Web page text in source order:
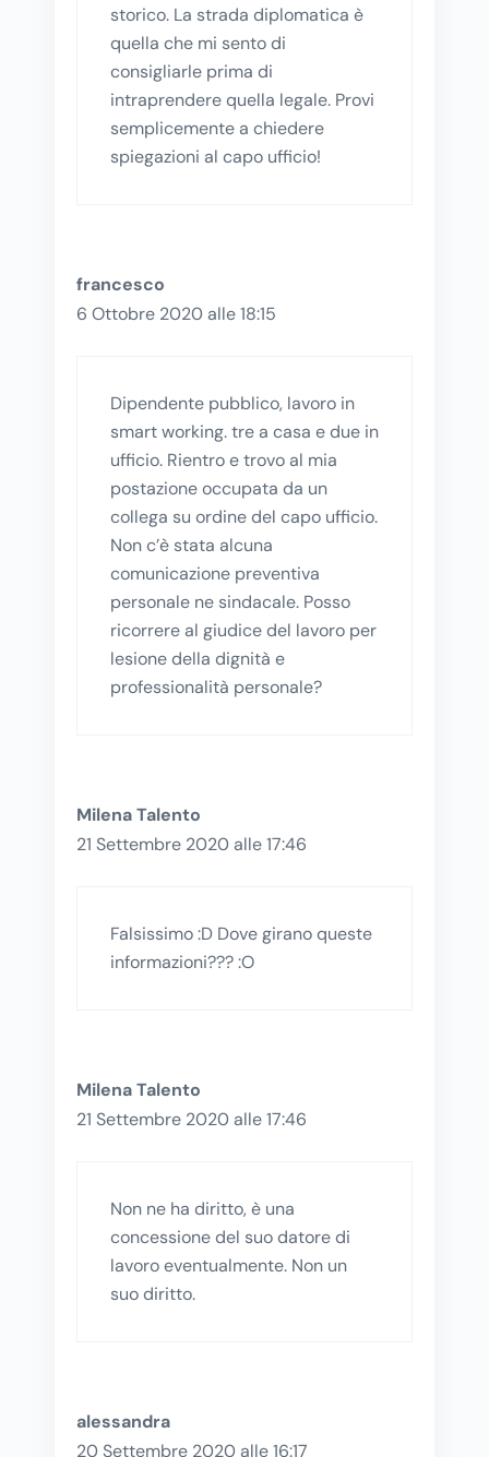
storico. La strada diplomatica è
quella che mi sento di
consigliarle prima di
intraprendere quella legale. Provi
semplicemente a chiedere
spiegazioni al capo ufficio!
francesco
6 Ottobre 2020 alle 18:15
Dipendente pubblico, lavoro in
smart working. tre a casa e due in
ufficio. Rientro e trovo al mia
postazione occupata da un
collega su ordine del capo ufficio.
Non c’è stata alcuna
comunicazione preventiva
personale ne sindacale. Posso
ricorrere al giudice del lavoro per
lesione della dignità e
professionalità personale?
Milena Talento
21 Settembre 2020 alle 17:46
Falsissimo :D Dove girano queste
informazioni??? :O
Milena Talento
21 Settembre 2020 alle 17:46
Non ne ha diritto, è una
concessione del suo datore di
lavoro eventualmente. Non un
suo diritto.
alessandra
20 Settembre 2020 alle 16:17